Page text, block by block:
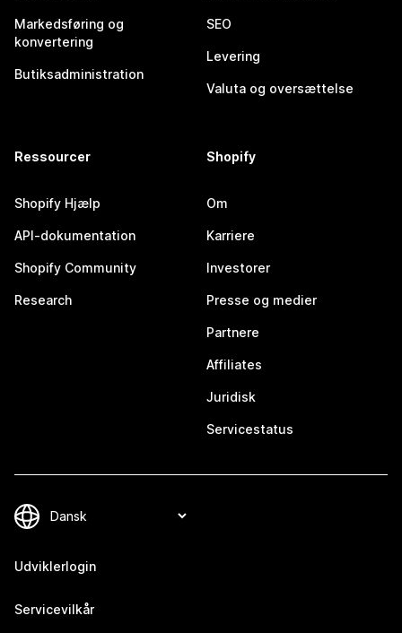
Markedsføring og
konvertering
Butiksadministration
SEO
Levering
Valuta og oversættelse
Ressourcer
Shopify Hjælp
API-dokumentation
Shopify Community
Research
Shopify
Om
Karriere
Investorer
Presse og medier
Partnere
Affiliates
Juridisk
Servicestatus
Udviklerlogin
Servicevilkår